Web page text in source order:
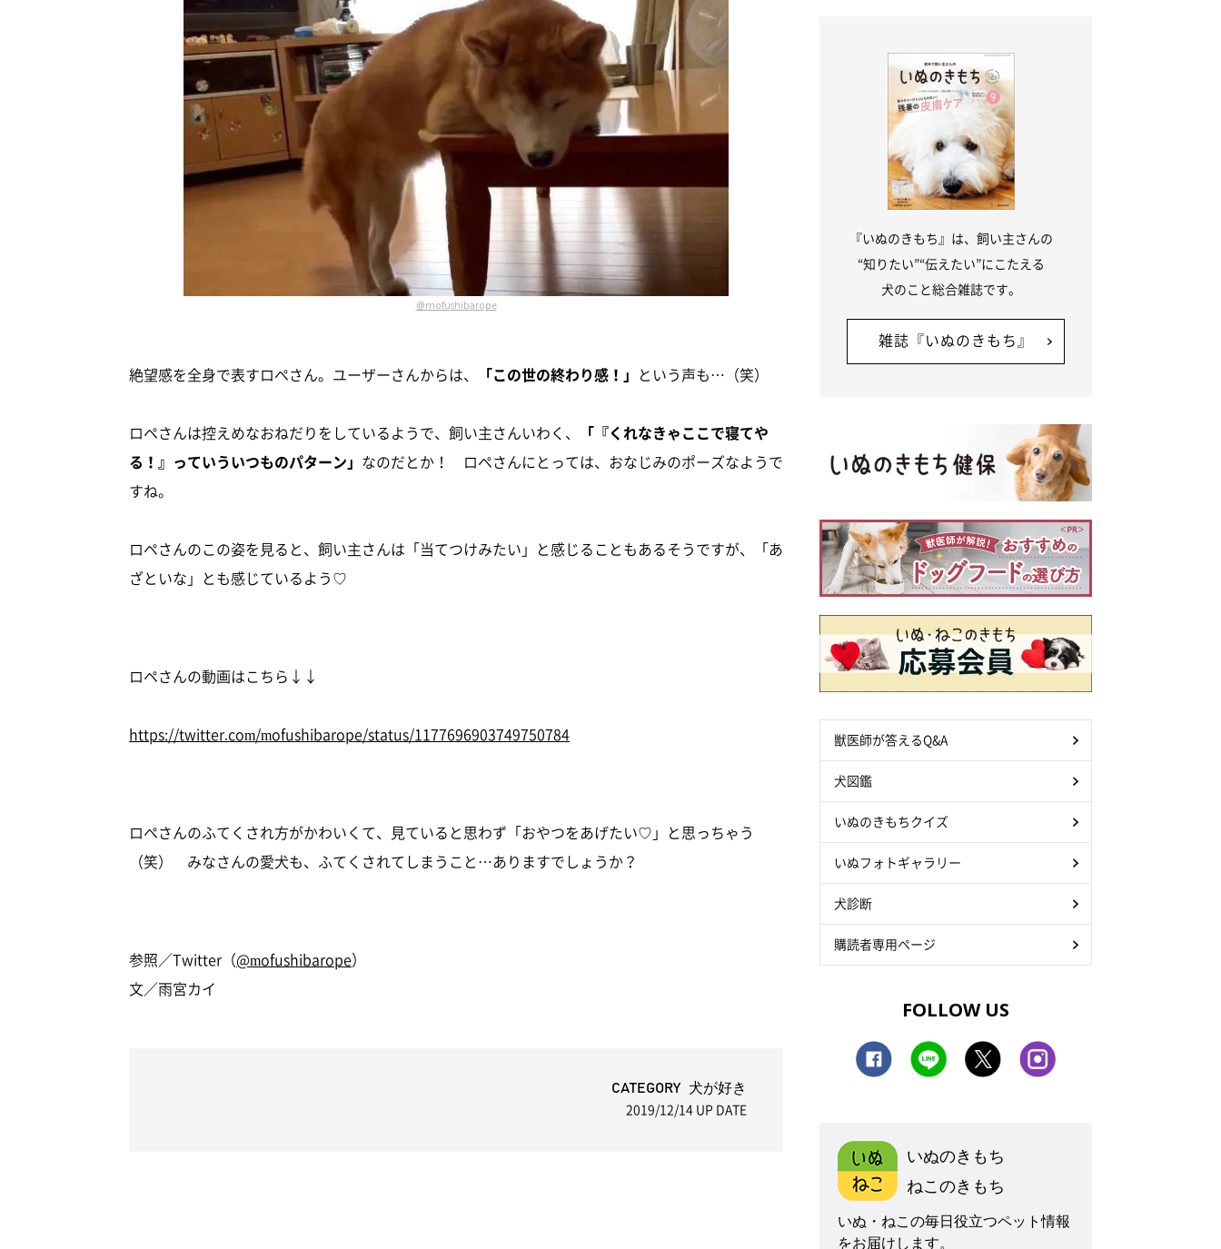
@mofushibarope
絶望感を全身で表すロペさん。ユーザーさんからは、 「この世の終わり感！」 という声も…（笑）
ロペさんは控えめなおねだりをしているようで、飼い主さんいわく、
「『くれなきゃここで寝てや
る！』っていういつものパターン」 なのだとか！ ロペさんにとっては、おなじみのポーズなようで
すね。
ロペさんのこの姿を見ると、飼い主さんは「当てつけみたい」と感じることもあるそうですが、「あ
ざといな」とも感じているよう♡
ロペさんの動画はこちら↓↓
https://twitter.com/mofushibarope/status/1177696903749750784
ロペさんのふてくされ方がかわいくて、見ていると思わず「おやつをあげたい♡」と思っちゃう
（笑） みなさんの愛犬も、ふてくされてしまうこと…ありますでしょうか？
参照／Twitter（@mofushibarope）
文／雨宮カイ
CATEGORY 犬が好き
2019/12/14 UP DATE
『いぬのきもち』は、飼い主さんの
“知りたい”“伝えたい”にこたえる
犬のこと総合雑誌です。
雑誌『いぬのきもち』
獣医師が答えるQ&A
犬図鑑
いぬのきもちクイズ
いぬフォトギャラリー
犬診断
購読者専用ページ
FOLLOW US
いぬのきもち
ねこのきもち
いぬ・ねこの毎日役立つペット情報
をお届けします。